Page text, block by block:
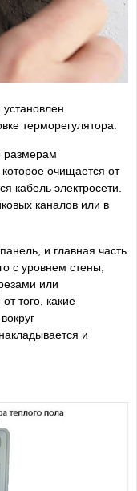
установлен
терморегулятора.
размерам
очищается от
кабель электросети.
каналов или в
и главная часть
с уровнем стены,
или
того, какие
и